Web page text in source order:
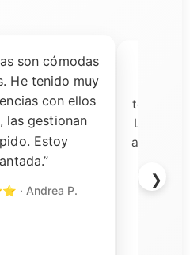
son cómodas
He tenido muy
con ellos
las gestionan
Estoy
· Andrea P.
tomado
Las
❯